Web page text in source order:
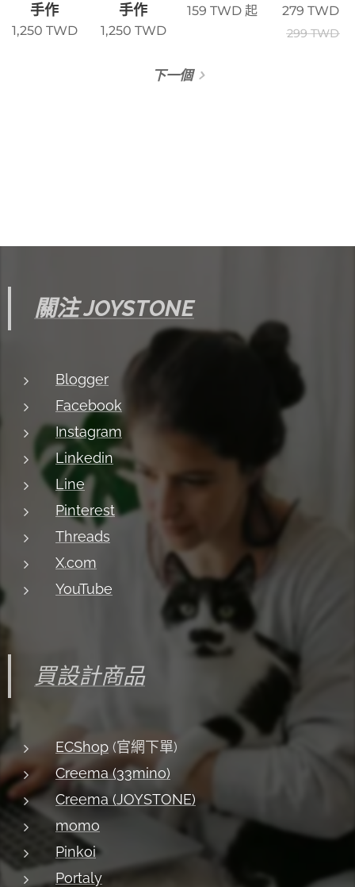
手作
1,250 TWD
手作
1,250 TWD
159 TWD起 279 TWD
299TWD
下一個
關注 JOYSTONE
Blogger
Facebook
Instagram
Linkedin
Line
Pinterest
Threads
X.com
YouTube
買設計商品
ECShop (官網下單)
Creema (33mino)
Creema (JOYSTONE)
momo
Pinkoi
Portaly